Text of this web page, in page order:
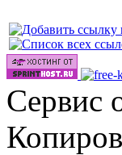
Сайты для
Сервис